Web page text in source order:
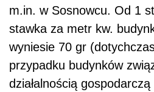
m.in. w Sosnowcu. Od 1
stawka za metr kw.
wyniesie 70 gr
przypadku budynków
działalnością gospodarczą